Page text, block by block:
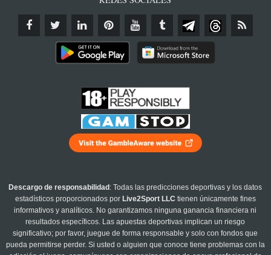
Descargo de responsabilidad : Todas las predicciones deportivas y los datos
estadísticos proporcionados por Live2Sport LLC tienen únicamente fines
informativos y analíticos. No garantizamos ninguna ganancia financiera ni
resultados específicos. Las apuestas deportivas implican un riesgo
significativo; por favor, juegue de forma responsable y solo con fondos que
pueda permitirse perder. Si usted o alguien que conoce tiene problemas con la